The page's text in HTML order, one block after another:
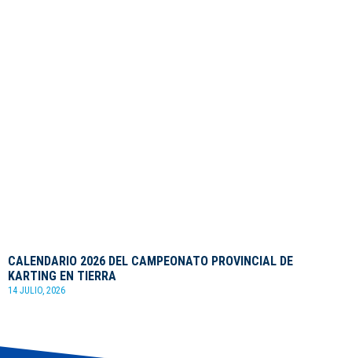
CALENDARIO 2026 DEL CAMPEONATO PROVINCIAL DE
KARTING EN TIERRA
14 JULIO, 2026